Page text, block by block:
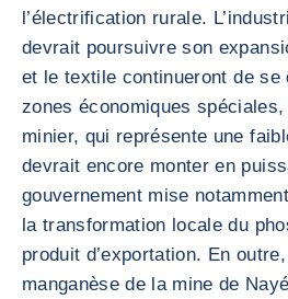
l’électrification rurale.
devrait poursuivre son
et le textile continueront de se
zones économiques
minier, qui représente une
devrait encore monter en
gouvernement mise
la transformation locale du
produit d’exportation. En
manganèse de la mine de